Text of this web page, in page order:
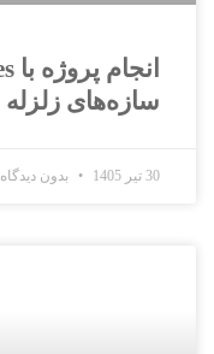
سازه‌های زلزله
30 تیر 1405 بدون دیدگاه